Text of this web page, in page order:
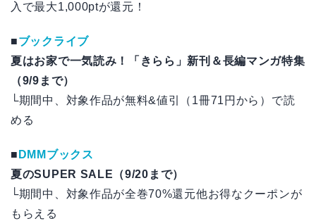
入で最大1,000ptが還元！
■ブックライブ
夏はお家で一気読み！「きらら」新刊＆長編マンガ特集
（9/9まで）
└期間中、対象作品が無料&値引（1冊71円から）で読
める
■ DMMブックス
夏のSUPER SALE（9/20まで）
└期間中、対象作品が全巻70%還元他お得なクーポンが
もらえる